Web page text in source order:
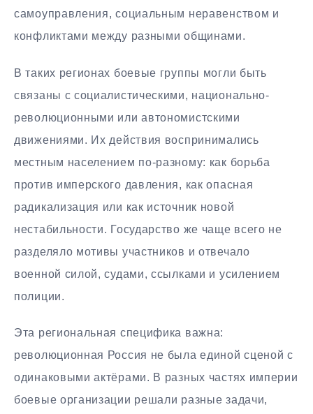
самоуправления, социальным неравенством и
конфликтами между разными общинами.
В таких регионах боевые группы могли быть
связаны с социалистическими, национально-
революционными или автономистскими
движениями. Их действия воспринимались
местным населением по-разному: как борьба
против имперского давления, как опасная
радикализация или как источник новой
нестабильности. Государство же чаще всего не
разделяло мотивы участников и отвечало
военной силой, судами, ссылками и усилением
полиции.
Эта региональная специфика важна:
революционная Россия не была единой сценой с
одинаковыми актёрами. В разных частях империи
боевые организации решали разные задачи,